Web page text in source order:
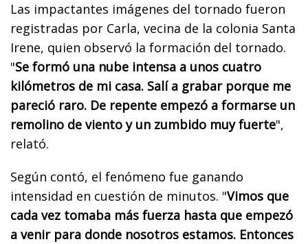
Las impactantes imágenes del tornado fueron
registradas por Carla, vecina de la colonia Santa
Irene, quien observó la formación del tornado.
"Se formó una nube intensa a unos cuatro
kilómetros de mi casa. Salí a grabar porque me
pareció raro. De repente empezó a formarse un
remolino de viento y un zumbido muy fuerte",
relató.
Según contó, el fenómeno fue ganando
intensidad en cuestión de minutos. "Vimos que
cada vez tomaba más fuerza hasta que empezó
a venir para donde nosotros estamos. Entonces